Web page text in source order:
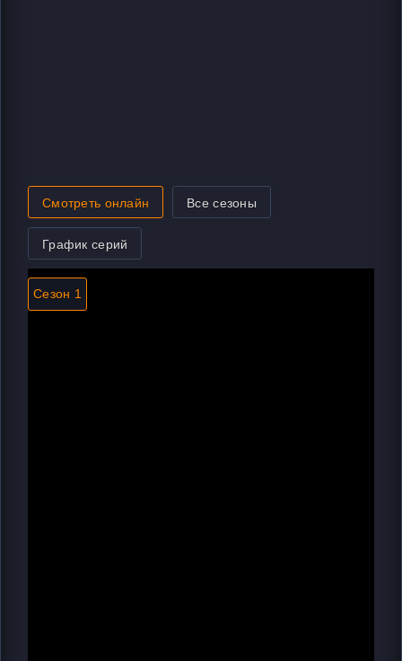
Смотреть онлайн Все сезоны
График серий
Сезон 1